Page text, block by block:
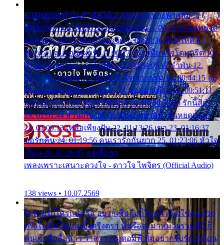
1. 00:00:00 ทำไมทำฉันได้ 2. 00:03:20 นางฟ้าสลัม 3.
00:06:50 คน 4. 00:10:36 บุญเหลือเกิน 5. 00:13:58 ฝนหยาด
สุดท้าย 6. 00:17:30 ยาใจยาจก 7. 00:20:30 คิดดูให้ดี 8.
00:24:21 ลบรอยแผลรัก 9. 00:27:35 เหมือนใจโดนกรีด 10.
00:30:54 ขบวนการเปาเปียว 11. 00:34:05 คำรำพัน 12.
00:37:20 ปาหนัน 13. 00:40:37 ใจเจ้ากรรม 14. 00:44:15 จูบ
ฉันแล้วจงตายเสีย 15. 00:47:24 ขอสูมาเต๊อะ 16. 00:51:11
คนใจมาร 17. 00:54:50 คืนทรมาน 18. 00:58:25 รักนี้สีดำ
19. 01:01:44 ส่วนเกิน 20. 01:05:42 หยาดน้ำฝนหยดน้ำตา
21. 01:09:13 เหลือเพียงฝัน 22. 01:13:26 เขา 23. 01:16:37
ขอรักคืน 24. 01:19:56 คนเรารักกันยาก 25. 01:23:06 หัวใจ
เถื่อน 26. 01:26:45 อยู่เพื่อลูก
เพลงเพราะเสนาะดวงใจ - ดาวใจ ไพจิตร (Official Audio)
138 views • 10.07.2569
ไม่เคยรักใครแน่หรือ อยากเชื่อถือก็ไม่กล้า ติ๋มใช่คนสวย
ตรึงใจ ติ๋มใช่งามซึ้งตรึงตรา พี่หรือจะมาหมายร่วมชีวี ก็
คนเขาลืออื้อฉาว ว่าสาวๆรุมตอมพี่ ติ๋มอยากรับรักเหมือน